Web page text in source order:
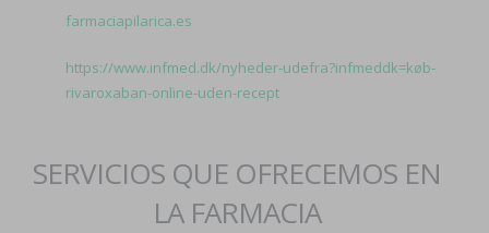
farmaciapilarica.es
https://www.infmed.dk/nyheder-udefra?infmeddk=køb-
rivaroxaban-online-uden-recept
SERVICIOS QUE OFRECEMOS EN
LA FARMACIA